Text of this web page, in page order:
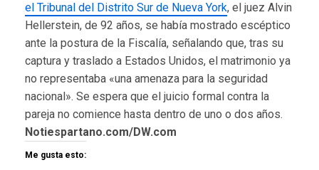
el Tribunal del Distrito Sur de Nueva York, el juez Alvin
Hellerstein, de 92 años, se había mostrado escéptico
ante la postura de la Fiscalía, señalando que, tras su
captura y traslado a Estados Unidos, el matrimonio ya
no representaba «una amenaza para la seguridad
nacional». Se espera que el juicio formal contra la
pareja no comience hasta dentro de uno o dos años.
Notiespartano.com/DW.com
Me gusta esto: